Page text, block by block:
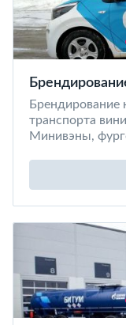
Брендирование
транспорта
Минивэны,